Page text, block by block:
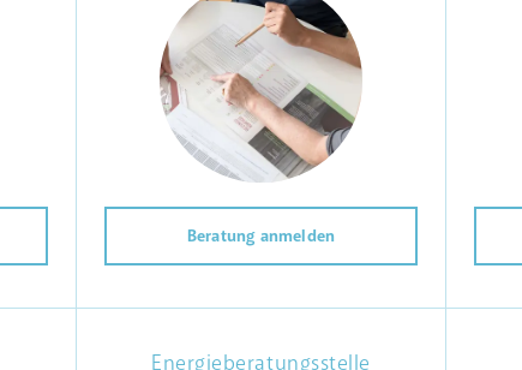
Beratung anmelden
Energieberatungsstelle